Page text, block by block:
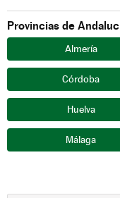
Provincias de
Almería
Córdoba
Huelva
Málaga